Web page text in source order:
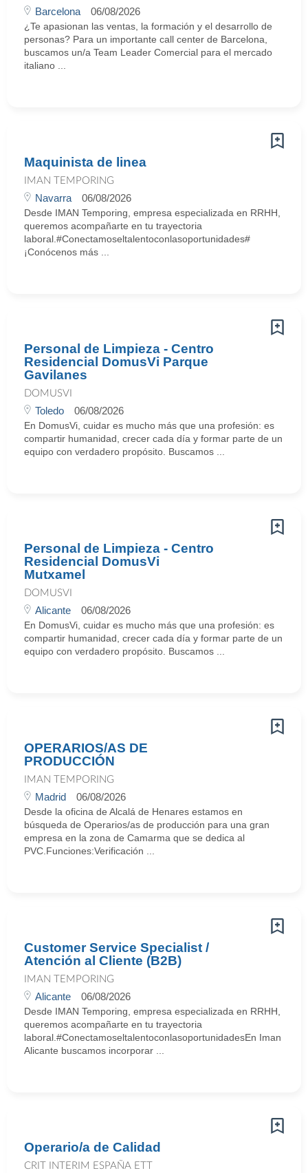
Barcelona 06/08/2026
¿Te apasionan las ventas, la formación y el desarrollo de
personas? Para un importante call center de Barcelona,
buscamos un/a Team Leader Comercial para el mercado
italiano ...
Maquinista de linea
IMAN TEMPORING
Navarra 06/08/2026
Desde IMAN Temporing, empresa especializada en RRHH,
queremos acompañarte en tu trayectoria
laboral.#Conectamoseltalentoconlasoportunidades#
¡Conócenos más ...
Personal de Limpieza - Centro
Residencial DomusVi Parque
Gavilanes
DOMUSVI
Toledo 06/08/2026
En DomusVi, cuidar es mucho más que una profesión: es
compartir humanidad, crecer cada día y formar parte de un
equipo con verdadero propósito. Buscamos ...
Personal de Limpieza - Centro
Residencial DomusVi
Mutxamel
DOMUSVI
Alicante 06/08/2026
En DomusVi, cuidar es mucho más que una profesión: es
compartir humanidad, crecer cada día y formar parte de un
equipo con verdadero propósito. Buscamos ...
OPERARIOS/AS DE
PRODUCCIÓN
IMAN TEMPORING
Madrid 06/08/2026
Desde la oficina de Alcalá de Henares estamos en
búsqueda de Operarios/as de producción para una gran
empresa en la zona de Camarma que se dedica al
PVC.Funciones:Verificación ...
Customer Service Specialist /
Atención al Cliente (B2B)
IMAN TEMPORING
Alicante 06/08/2026
Desde IMAN Temporing, empresa especializada en RRHH,
queremos acompañarte en tu trayectoria
laboral.#ConectamoseltalentoconlasoportunidadesEn Iman
Alicante buscamos incorporar ...
Operario/a de Calidad
CRIT INTERIM ESPAÑA ETT